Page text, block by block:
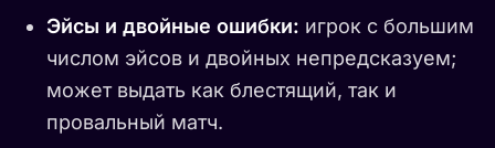
Эйсы и двойные ошибки: игрок с большим
числом эйсов и двойных непредсказуем;
может выдать как блестящий, так и
провальный матч.